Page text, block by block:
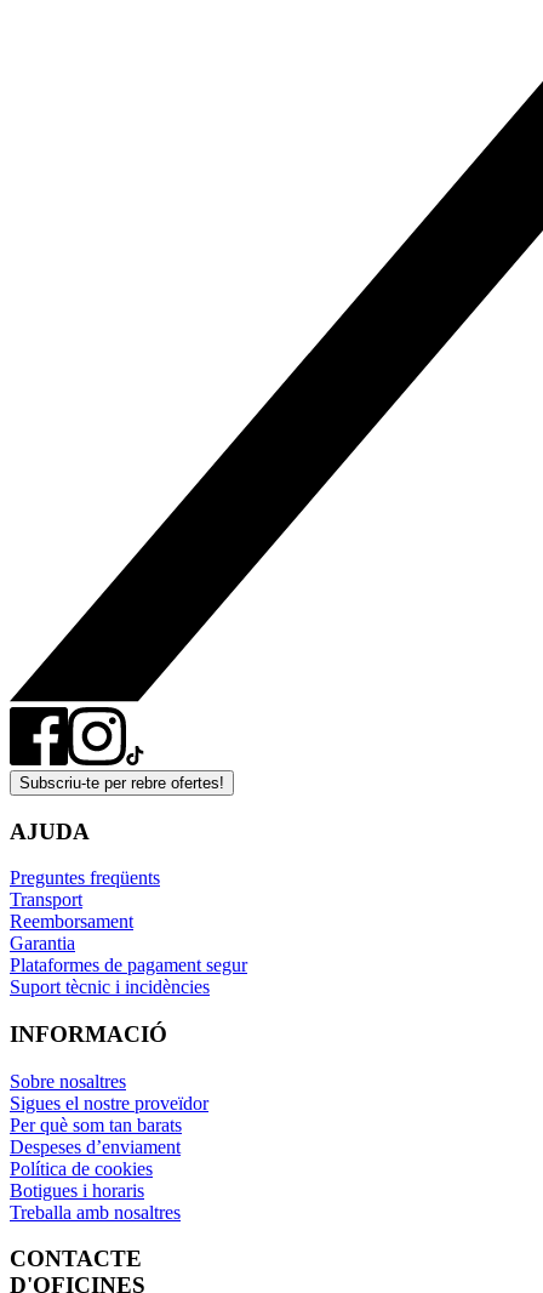
Subscriu-te per rebre ofertes!
AJUDA
Preguntes freqüents
Transport
Reemborsament
Garantia
Plataformes de pagament segur
Suport tècnic i incidències
INFORMACIÓ
Sobre nosaltres
Sigues el nostre proveïdor
Per què som tan barats
Despeses d’enviament
Política de cookies
Botigues i horaris
Treballa amb nosaltres
CONTACTE
D'OFICINES